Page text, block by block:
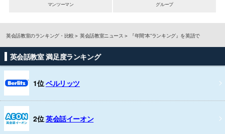
マンツーマン
グループ
英会話教室のランキング・比較 英会話教室ニュース 『年間“本”ランキング』を英語で
英会話教室 満足度ランキング
1位ベルリッツ
2位英会話イーオン